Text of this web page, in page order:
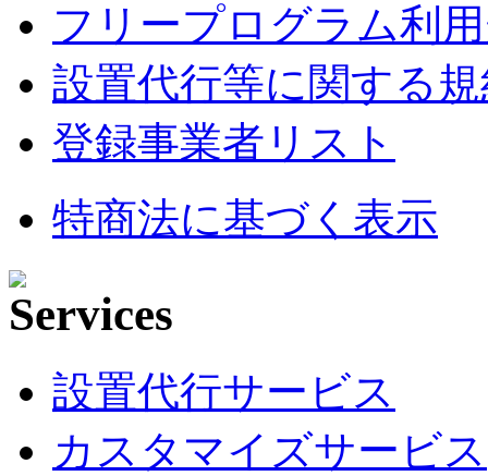
フリープログラム利
設置代行等に関する
登録事業者リスト
特商法に基づく表示
設置代行サービス
カスタマイズサービス